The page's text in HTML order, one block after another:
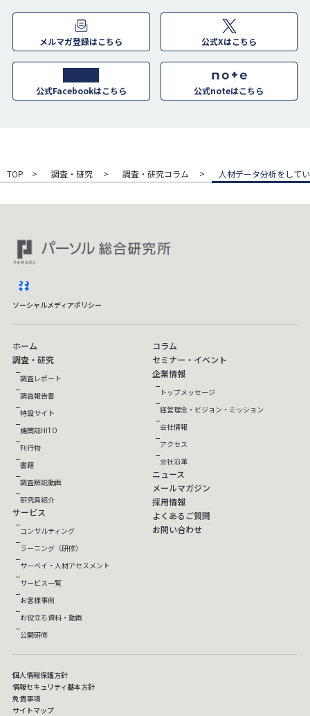
メルマガ登録はこちら 公式Xはこちら
公式Facebookはこちら 公式noteはこちら
TOP 調査・研究 調査・研究コラム 人材データ分析をして
ソーシャルメディアポリシー
ホーム
調査・研究
調査レポート
調査報告書
特設サイト
機関誌HITO
刊行物
書籍
調査解説動画
研究員紹介
サービス
コンサルティング
ラーニング（研修）
サーベイ・人材アセスメント
サービス一覧
お客様事例
お役立ち資料・動画
公開研修
コラム
セミナー・イベント
企業情報
トップメッセージ
経営理念・ビジョン・ミッション
会社情報
アクセス
会社沿革
ニュース
メールマガジン
採用情報
よくあるご質問
お問い合わせ
個人情報保護方針
情報セキュリティ基本方針
免責事項
サイトマップ